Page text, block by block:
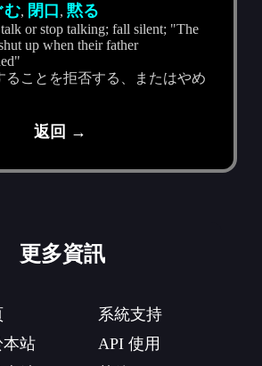
む, 閉口,黙る
or stop talking; fall silent; "The
up when their father
ることを拒否する、またはやめ
返回 →
更多資訊
本站
系統支持
API 使用